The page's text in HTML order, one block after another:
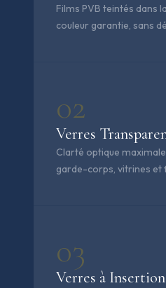
Films PVB teintés dans
couleur garantie, sans
02
Verres
Clarté optique
garde-corps, vitrines et
03
Verres à Insertion